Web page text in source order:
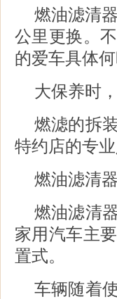
燃油滤清
公里更换。
的爱车具体
大保养时
燃滤的拆
特约店的专业
燃油滤清
燃油滤清
家用汽车主
置式。
车辆随着